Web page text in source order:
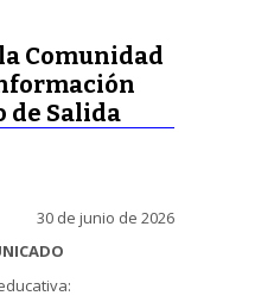
Comunidad
de Salida
30 de junio de 2026